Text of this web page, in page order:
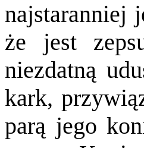
najstaranniej
że jest
niezdatną
kark,
parą jego